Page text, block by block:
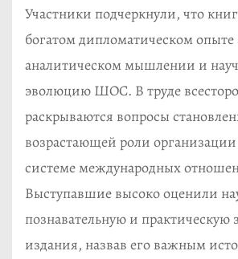
Участники подчеркнули, что
богатом дипломатическом опыте
аналитическом мышлении и
эволюцию ШОС. В труде
раскрываются вопросы
возрастающей роли
системе международных
Выступавшие высоко оценили
познавательную и практическую
издания, назвав его важным